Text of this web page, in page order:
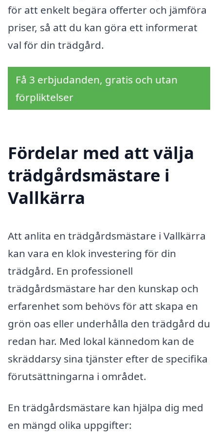
för att enkelt begära offerter och jämföra
priser, så att du kan göra ett informerat
val för din trädgård.
Få 3 erbjudanden, gratis och utan
förpliktelser
Fördelar med att välja
trädgårdsmästare i
Vallkärra
Att anlita en trädgårdsmästare i Vallkärra
kan vara en klok investering för din
trädgård. En professionell
trädgårdsmästare har den kunskap och
erfarenhet som behövs för att skapa en
grön oas eller underhålla den trädgård du
redan har. Med lokal kännedom kan de
skräddarsy sina tjänster efter de specifika
förutsättningarna i området.
En trädgårdsmästare kan hjälpa dig med
en mängd olika uppgifter: